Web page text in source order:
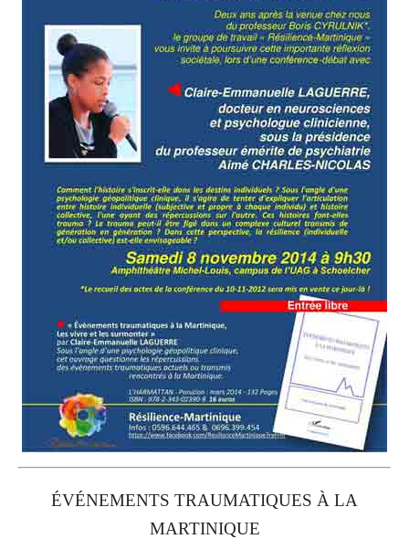
ÉVÉNEMENTS TRAUMATIQUES À LA
MARTINIQUE